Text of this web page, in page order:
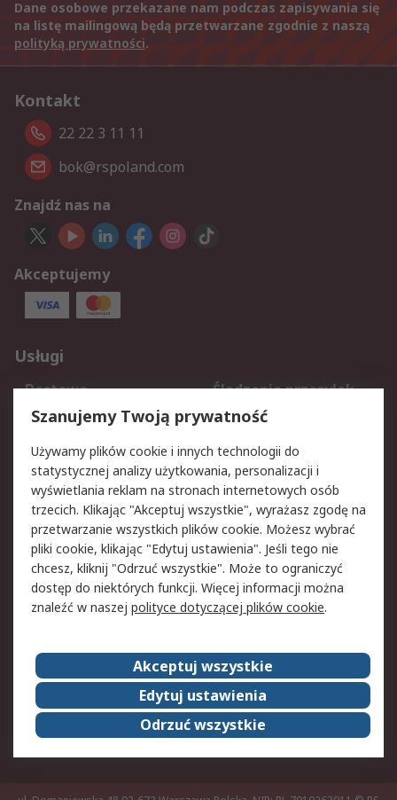
Dane osobowe przekazane nam podczas zapisywania się
na listę mailingową będą przetwarzane zgodnie z naszą
polityką prywatności.
Kontakt
22 22 3 11 11
bok@rspoland.com
Znajdź nas na
Akceptujemy
Usługi
Dostawa
Śledzenie przesyłek
Reklamacje i zwroty
Rejestracja
Aspekty prawne
Bezpieczeństwo e-
maila
Polityka dotycząca
plików cookie
Polityka prywatności
Użytkowanie witryny
Zastrzeżenia prawne
Warunki Sprzedaży
Kontakt
O firmie RS
RS na świecie
Kariera
Nagrody dla RS
ESG
Szanujemy Twoją prywatność
Używamy plików cookie i innych technologii do
statystycznej analizy użytkowania, personalizacji i
wyświetlania reklam na stronach internetowych osób
trzecich. Klikając "Akceptuj wszystkie", wyrażasz zgodę na
przetwarzanie wszystkich plików cookie. Możesz wybrać
pliki cookie, klikając "Edytuj ustawienia". Jeśli tego nie
chcesz, kliknij "Odrzuć wszystkie". Może to ograniczyć
dostęp do niektórych funkcji. Więcej informacji można
znaleźć w naszej polityce dotyczącej plików cookie.
Akceptuj wszystkie
Edytuj ustawienia
Odrzuć wszystkie